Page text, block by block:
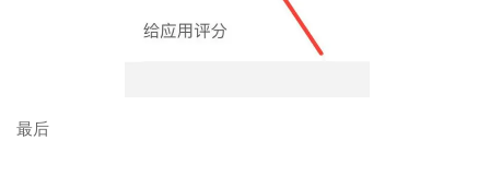
最后